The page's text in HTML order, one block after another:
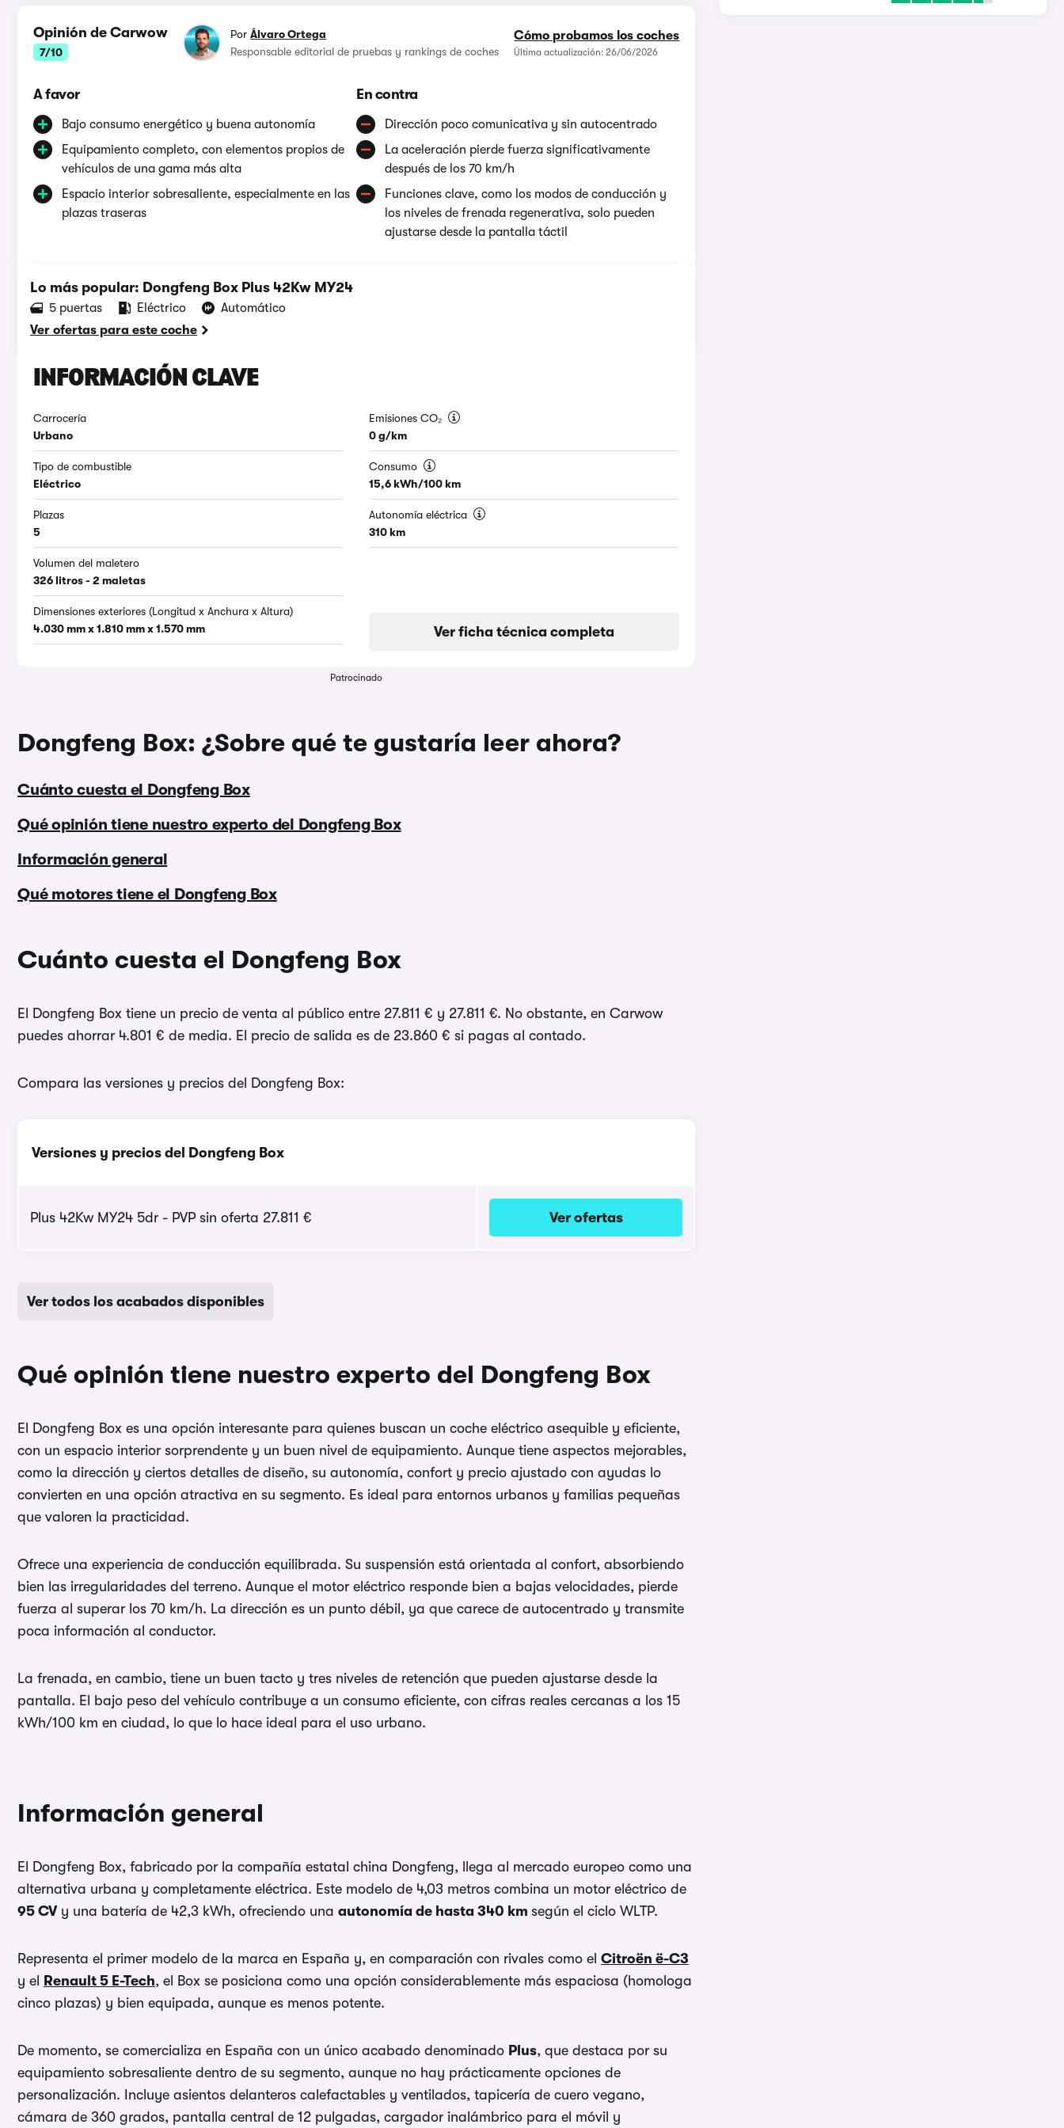
Opinión de Carwow
7/10
Cómo probamos los coches
Última actualización: 26/06/2026
PorÁlvaro Ortega
Responsable editorial de pruebas y rankings de coches
A favor
Bajo consumo energético y buena autonomía
Equipamiento completo, con elementos propios de
vehículos de una gama más alta
Espacio interior sobresaliente, especialmente en las
plazas traseras
En contra
Dirección poco comunicativa y sin autocentrado
La aceleración pierde fuerza significativamente
después de los 70 km/h
Funciones clave, como los modos de conducción y
los niveles de frenada regenerativa, solo pueden
ajustarse desde la pantalla táctil
Lo más popular: Dongfeng Box Plus 42Kw MY24
5 puertas Eléctrico
Automático
Ver ofertas para este coche
INFORMACIÓN CLAVE
Carrocería
Urbano
Tipo de combustible
Eléctrico
Plazas
5
Volumen del maletero
326 litros - 2 maletas
Dimensiones exteriores (Longitud x Anchura x Altura)
4.030 mm x 1.810 mm x 1.570 mm
Emisiones CO₂
0 g/km
Consumo
15,6 kWh/100 km
Autonomía eléctrica
310 km
Ver ficha técnica completa
Patrocinado
Dongfeng Box: ¿Sobre qué te gustaría leer ahora?
Cuánto cuesta el Dongfeng Box
Qué opinión tiene nuestro experto del Dongfeng Box
Información general
Qué motores tiene el Dongfeng Box
Cuánto cuesta el Dongfeng Box
El Dongfeng Box tiene un precio de venta al público entre 27.811 € y 27.811 €. No obstante, en Carwow
puedes ahorrar 4.801 € de media. El precio de salida es de 23.860 € si pagas al contado.
Compara las versiones y precios del Dongfeng Box:
Versiones y precios del Dongfeng Box
Plus 42Kw MY24 5dr - PVP sin oferta 27.811 € Ver ofertas
Ver todos los acabados disponibles
Qué opinión tiene nuestro experto del Dongfeng Box
El Dongfeng Box es una opción interesante para quienes buscan un coche eléctrico asequible y eficiente,
con un espacio interior sorprendente y un buen nivel de equipamiento. Aunque tiene aspectos mejorables,
como la dirección y ciertos detalles de diseño, su autonomía, confort y precio ajustado con ayudas lo
convierten en una opción atractiva en su segmento. Es ideal para entornos urbanos y familias pequeñas
que valoren la practicidad.
Ofrece una experiencia de conducción equilibrada. Su suspensión está orientada al confort, absorbiendo
bien las irregularidades del terreno. Aunque el motor eléctrico responde bien a bajas velocidades, pierde
fuerza al superar los 70 km/h. La dirección es un punto débil, ya que carece de autocentrado y transmite
poca información al conductor.
La frenada, en cambio, tiene un buen tacto y tres niveles de retención que pueden ajustarse desde la
pantalla. El bajo peso del vehículo contribuye a un consumo eficiente, con cifras reales cercanas a los 15
kWh/100 km en ciudad, lo que lo hace ideal para el uso urbano.
Información general
El Dongfeng Box, fabricado por la compañía estatal china Dongfeng, llega al mercado europeo como una
alternativa urbana y completamente eléctrica. Este modelo de 4,03 metros combina un motor eléctrico de
95 CVy una batería de 42,3 kWh, ofreciendo una autonomía de hasta 340 km según el ciclo WLTP.
Representa el primer modelo de la marca en España y, en comparación con rivales como el Citroën ë-C3
y el
Renault 5 E-Tech, el Box se posiciona como una opción considerablemente más espaciosa (homologa
cinco plazas) y bien equipada, aunque es menos potente.
De momento, se comercializa en España con un único acabado denominado Plus, que destaca por su
equipamiento sobresaliente dentro de su segmento, aunque no hay prácticamente opciones de
personalización. Incluye asientos delanteros calefactables y ventilados, tapicería de cuero vegano,
cámara de 360 grados, pantalla central de 12 pulgadas, cargador inalámbrico para el móvil y